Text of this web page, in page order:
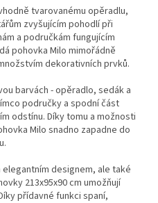
tvarovanému opěradlu,
zvyšujícím pohodlí při
a područkám fungujícím
pohovka Milo mimořádně
dekorativních prvků.
barvách - opěradlo, sedák a
područky a spodní část
odstínu. Díky tomu a možnosti
Milo snadno zapadne do
designem, ale také
213x95x90 cm umožňují
přídavné funkci spaní,